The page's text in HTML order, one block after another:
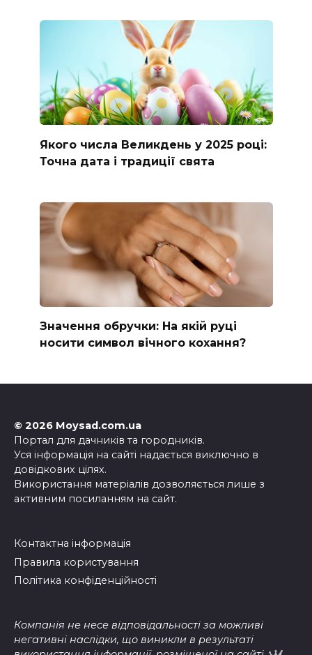
Якого числа Великдень у 2025 році:
Точна дата і традиції свята
Значення обручки: На якій руці
носити символ вічного кохання?
© 2026 Moysad.com.ua
Портал для дачників та городників.
Уся інформація на сайті надається виключно в
довідкових цілях.
Використання матеріалів дозволяється лише з
активним посиланням на сайт.
Контактна інформація
Правила користування
Політика конфіденційності
Компанія не несе відповідальності за можливі
негативні наслідки, що виникли в результаті